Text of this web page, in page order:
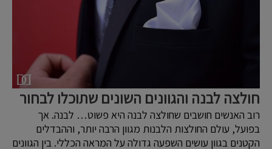
חולצה לבנה והגוונים השונים שתוכלו לבחור
רוב האנשים חושבים שחולצה לבנה היא פשוט… לבנה. אך
בפועל, עולם החולצות הלבנות מגוון הרבה יותר, וההבדלים
הקטנים בגוון עושים השפעה גדולה על המראה הכללי. בין הגוונים